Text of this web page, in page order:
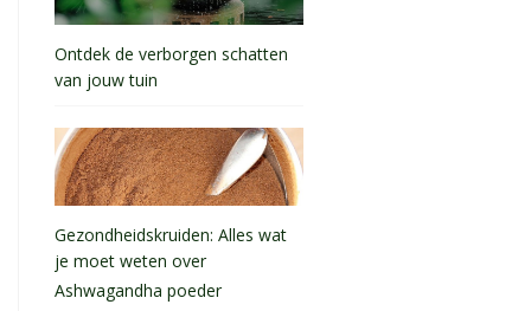
Ontdek de verborgen schatten
van jouw tuin
Gezondheidskruiden: Alles wat
je moet weten over
Ashwagandha poeder